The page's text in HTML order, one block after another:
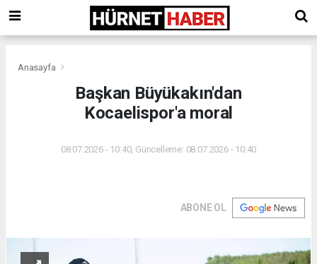
Anasayfa
Başkan Büyükakın'dan
Kocaelispor'a moral
08.07.2026 - 10:40, Güncelleme: 08.07.2026 - 10:40
ABONE OL